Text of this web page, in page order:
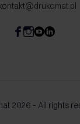
2026 – All rights